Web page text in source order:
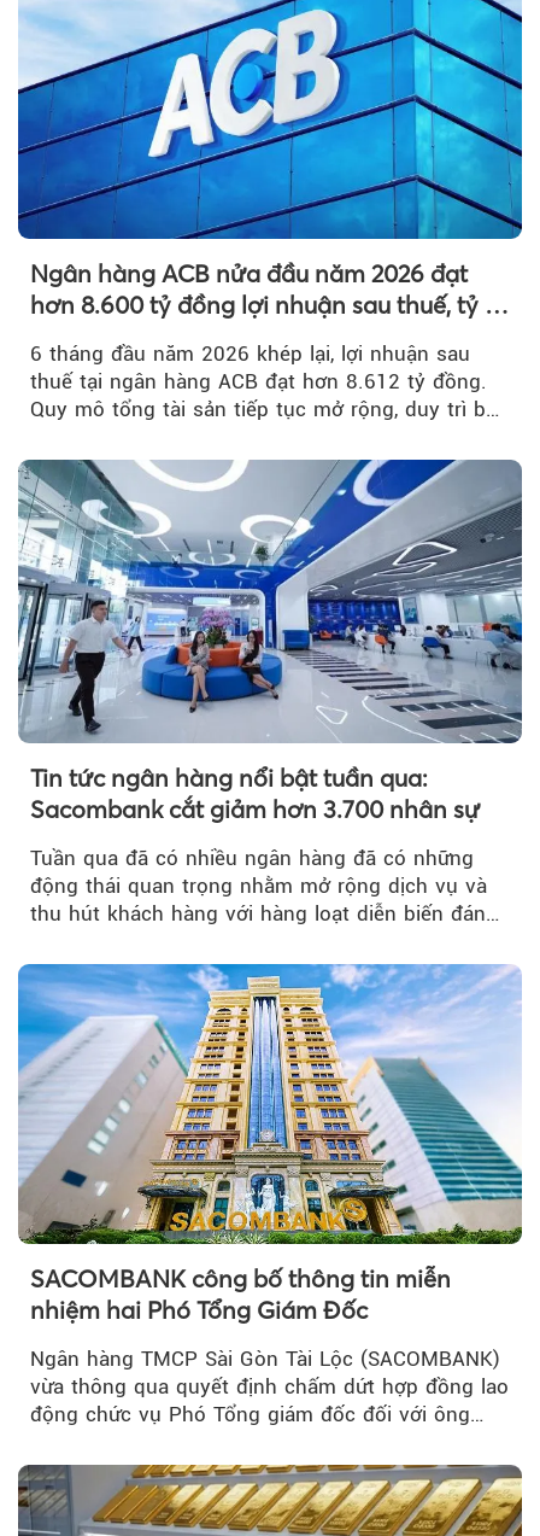
Ngân hàng ACB nửa đầu năm 2026 đạt
hơn 8.600 tỷ đồng lợi nhuận sau thuế, tỷ lệ
nợ xấu thấp nhất ngành
6 tháng đầu năm 2026 khép lại, lợi nhuận sau
thuế tại ngân hàng ACB đạt hơn 8.612 tỷ đồng.
Quy mô tổng tài sản tiếp tục mở rộng, duy trì bộ
Tin tức ngân hàng nổi bật tuần qua:
Sacombank cắt giảm hơn 3.700 nhân sự
Tuần qua đã có nhiều ngân hàng đã có những
động thái quan trọng nhằm mở rộng dịch vụ và
thu hút khách hàng với hàng loạt diễn biến đáng
SACOMBANK công bố thông tin miễn
nhiệm hai Phó Tổng Giám Đốc
Ngân hàng TMCP Sài Gòn Tài Lộc (SACOMBANK)
vừa thông qua quyết định chấm dứt hợp đồng lao
động chức vụ Phó Tổng giám đốc đối với ông